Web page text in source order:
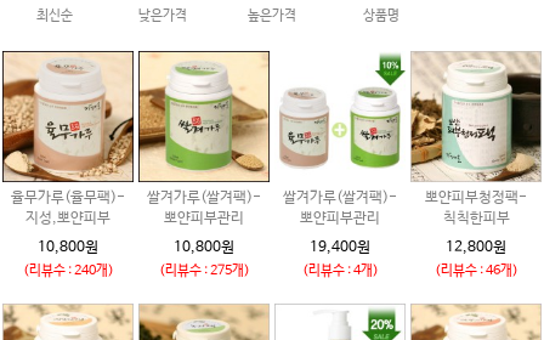
최신순 낮은가격 높은가격 상품명
율무가루(율무팩)-
지성,뽀얀피부
10,800원
(리뷰수 : 240개)
쌀겨가루(쌀겨팩)-
뽀얀피부관리
10,800원
(리뷰수 : 275개)
쌀겨가루(쌀겨팩)-
뽀얀피부관리
19,400원
(리뷰수 : 4개)
뽀얀피부청정팩-
칙칙한피부
12,800원
(리뷰수 : 46개)